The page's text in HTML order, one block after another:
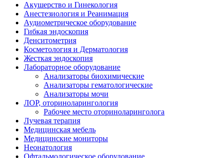
Акушерство и Гинекология
Анестезиология и Реанимация
Аудиометрическое оборудование
Гибкая эндоскопия
Денситометрия
Косметология и Дерматология
Жесткая эндоскопия
Лабораторное оборудование
Анализаторы биохимические
Анализаторы гематологические
Анализаторы мочи
ЛОР, оториноларингология
Рабочее место оториноларинголога
Лучевая терапия
Медицинская мебель
Медицинские мониторы
Неонатология